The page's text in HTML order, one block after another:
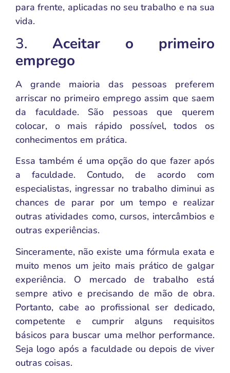
para frente, aplicadas no seu trabalho e na sua
vida.
3. Aceitar o primeiro
emprego
A grande maioria das pessoas preferem
arriscar no primeiro emprego assim que saem
da faculdade. São pessoas que querem
colocar, o mais rápido possível, todos os
conhecimentos em prática.
Essa também é uma opção do que fazer após
a faculdade. Contudo, de acordo com
especialistas, ingressar no trabalho diminui as
chances de parar por um tempo e realizar
outras atividades como, cursos, intercâmbios e
outras experiências.
Sinceramente, não existe uma fórmula exata e
muito menos um jeito mais prático de galgar
experiência. O mercado de trabalho está
sempre ativo e precisando de mão de obra.
Portanto, cabe ao profissional ser dedicado,
competente e cumprir alguns requisitos
básicos para buscar uma melhor performance.
Seja logo após a faculdade ou depois de viver
outras coisas.